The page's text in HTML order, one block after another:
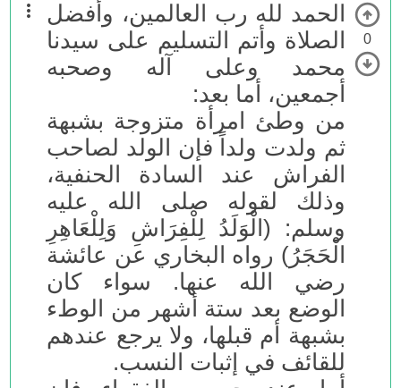
0
الحمد لله رب العالمين، وأفضل
الصلاة وأتم التسليم على سيدنا
محمد وعلى آله وصحبه
أجمعين، أما بعد:
من وطئ امرأة متزوجة بشبهة
ثم ولدت ولداً فإن الولد لصاحب
الفراش عند السادة الحنفية،
وذلك لقوله صلى الله عليه
وسلم: (الْوَلَدُ لِلْفِرَاشِ وَلِلْعَاهِرِ
الْحَجَرُ) رواه البخاري عن عائشة
رضي الله عنها. سواء كان
الوضع بعد ستة أشهر من الوطء
بشبهة أم قبلها، ولا يرجع عندهم
للقائف في إثبات النسب.